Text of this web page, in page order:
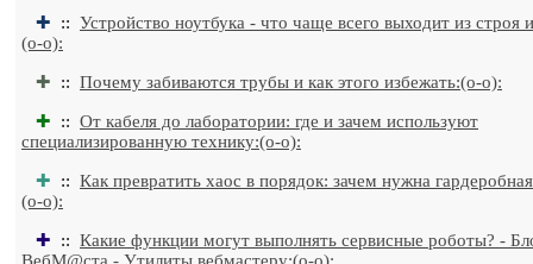
✚ :: Устройство ноутбука - что чаще всего выходит из строя
(o-o):
✚ :: Почему забиваются трубы и как этого избежать:(o-o):
✚ :: От кабеля до лаборатории: где и зачем используют
специализированную технику:(o-o):
✚ :: Как превратить хаос в порядок: зачем нужна
(o-o):
✚ :: Какие функции могут выполнять сервисные роботы? -